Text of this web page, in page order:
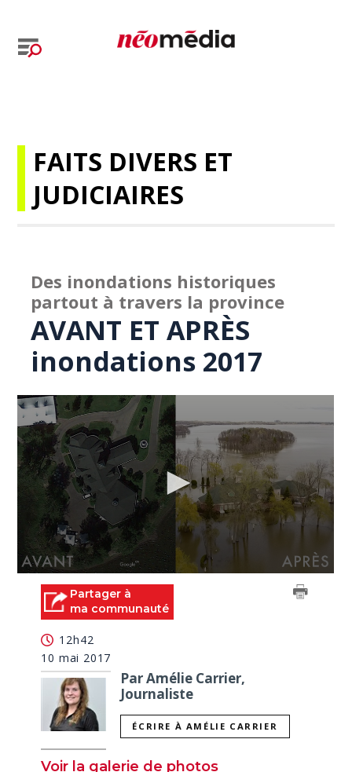
FAITS DIVERS ET
JUDICIAIRES
Des inondations historiques
partout à travers la province
AVANT ET APRÈS
inondations 2017
seconds Partager à
ma communauté
12h42
10 mai 2017
Par Amélie Carrier,
Journaliste
ÉCRIRE À AMÉLIE CARRIER
Voir la galerie de photos